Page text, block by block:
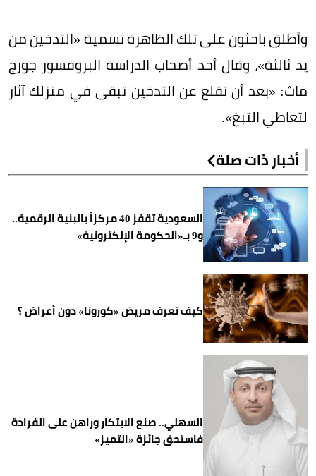
وأطلق باحثون على تلك الظاهرة تسمية «التدخين من
يد ثالثة»، وقال أحد أصحاب الدراسة البروفسور جورج
ماث: «بعد أن تقلع عن التدخين تبقى في منزلك آثار
لتعاطي التبغ».
أخبار ذات صلة
السعودية تقفز 40 مركزاً بالبنية الرقمية..
و9 بـ«الحكومة الإلكترونية»
كيف تعرف مريض «كورونا» دون أعراض ؟
السهلي.. صنع الابتكار وراهن على الفرادة
فاستحق جائزة «التميز»